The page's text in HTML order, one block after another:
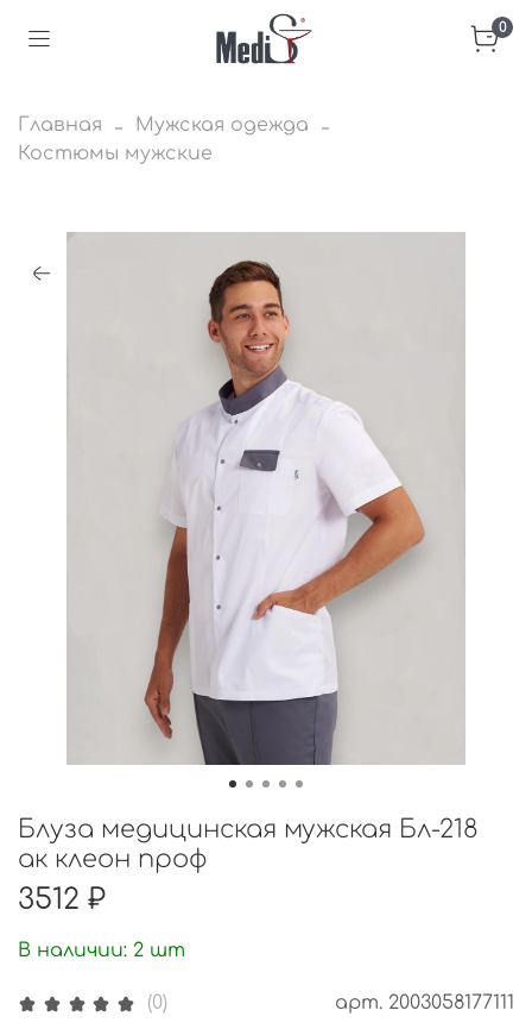
0
Главная
Мужская одежда
Костюмы мужские
(0) арт. 2003058177111
Блуза медицинская мужская Бл-218
ак клеон проф
3512 ₽
В наличии: 2 шт